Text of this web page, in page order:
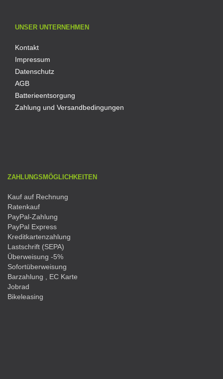
UNSER UNTERNEHMEN
Kontakt
Impressum
Datenschutz
AGB
Batterieentsorgung
Zahlung und Versandbedingungen
ZAHLUNGSMÖGLICHKEITEN
Kauf auf Rechnung
Ratenkauf
PayPal-Zahlung
PayPal Express
Kreditkartenzahlung
Lastschrift (SEPA)
Überweisung -5%
Sofortüberweisung
Barzahlung , EC Karte
Jobrad
Bikeleasing